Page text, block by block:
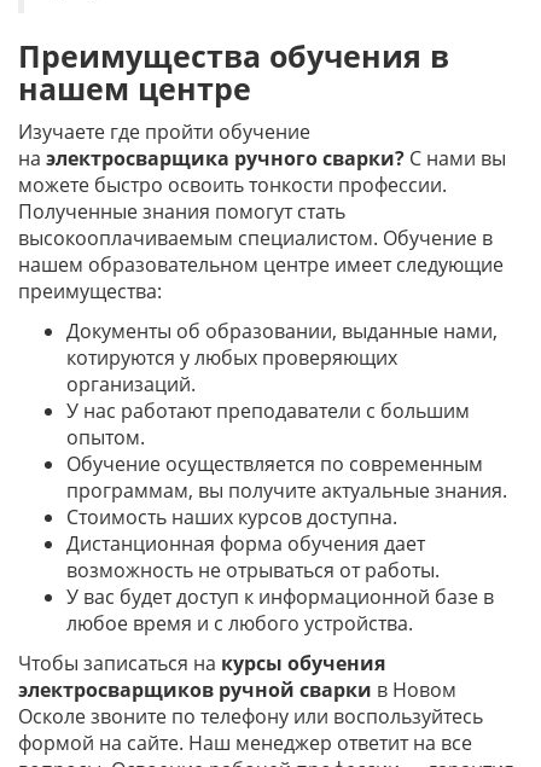
Преимущества обучения в
нашем центре
Изучаете где пройти обучение
на электросварщика ручного сварки? С нами вы
можете быстро освоить тонкости профессии.
Полученные знания помогут стать
высокооплачиваемым специалистом. Обучение в
нашем образовательном центре имеет следующие
преимущества:
Документы об образовании, выданные нами,
котируются у любых проверяющих
организаций.
У нас работают преподаватели с большим
опытом.
Обучение осуществляется по современным
программам, вы получите актуальные знания.
Стоимость наших курсов доступна.
Дистанционная форма обучения дает
возможность не отрываться от работы.
У вас будет доступ к информационной базе в
любое время и с любого устройства.
Чтобы записаться на курсы обучения
электросварщиков ручной сварки в Новом
Осколе звоните по телефону или воспользуйтесь
формой на сайте. Наш менеджер ответит на все